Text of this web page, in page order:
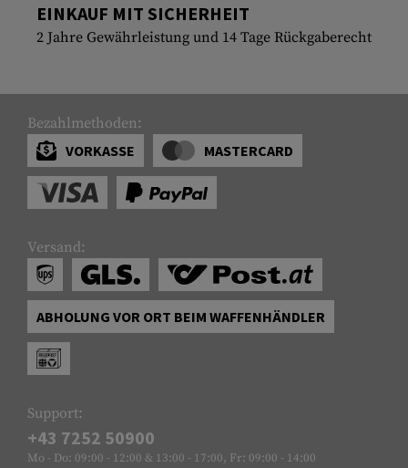
EINKAUF MIT SICHERHEIT
2 Jahre Gewährleistung und 14 Tage Rückgaberecht
Bezahlmethoden:
VORKASSE
MASTERCARD
Versand:
ABHOLUNG VOR ORT BEIM WAFFENHÄNDLER
Support:
+43 7252 50900
Mo - Do: 09:00 - 12:00 & 13:00 - 17:00, Fr: 09:00 - 14:00